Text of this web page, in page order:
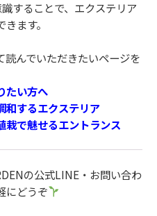
することで、エクステリア
ます。
読んでいただきたいページを
たい方へ
和するエクステリア
栽で魅せるエントランス
の公式LINE・お問い合わ
にどうぞ